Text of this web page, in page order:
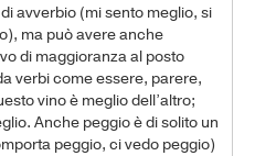
avverbio (mi sento meglio, si
ma può avere anche
di maggioranza al posto
verbi come essere, parere,
vino è meglio dell’altro;
Anche peggio è di solito un
peggio, ci vedo peggio)